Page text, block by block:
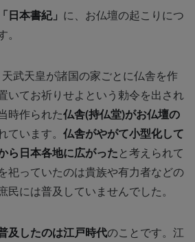
「日本書紀」 に、お仏壇の起こりにつ
天武天皇が諸国の家ごとに仏舎を作
いてお祈りせよという勅令を出され
時作られた仏舎(持仏堂)がお仏壇の
ています。 仏舎がやがて小型化して
ら日本各地に広がったと考えられて
祀っていたのは貴族や有力者などの
民には普及していませんでした。
及したのは江戸時代のことです。江